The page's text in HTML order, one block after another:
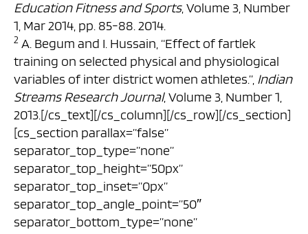
Education Fitness and Sports, Volume 3, Number
1, Mar 2014, pp. 85-88. 2014.
2 A. Begum and I. Hussain, “Effect of fartlek
training on selected physical and physiological
variables of inter district women athletes.”, Indian
Streams Research Journal, Volume 3, Number 1,
2013.[/cs_text][/cs_column][/cs_row][/cs_section]
[cs_section parallax=”false”
separator_top_type=”none”
separator_top_height=”50px”
separator_top_inset=”0px”
separator_top_angle_point=”50″
separator_bottom_type=”none”